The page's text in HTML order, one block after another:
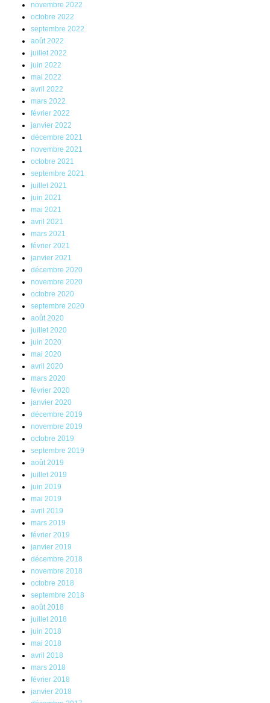
novembre 2022
octobre 2022
septembre 2022
août 2022
juillet 2022
juin 2022
mai 2022
avril 2022
mars 2022
février 2022
janvier 2022
décembre 2021
novembre 2021
octobre 2021
septembre 2021
juillet 2021
juin 2021
mai 2021
avril 2021
mars 2021
février 2021
janvier 2021
décembre 2020
novembre 2020
octobre 2020
septembre 2020
août 2020
juillet 2020
juin 2020
mai 2020
avril 2020
mars 2020
février 2020
janvier 2020
décembre 2019
novembre 2019
octobre 2019
septembre 2019
août 2019
juillet 2019
juin 2019
mai 2019
avril 2019
mars 2019
février 2019
janvier 2019
décembre 2018
novembre 2018
octobre 2018
septembre 2018
août 2018
juillet 2018
juin 2018
mai 2018
avril 2018
mars 2018
février 2018
janvier 2018